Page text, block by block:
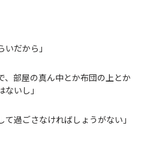
いだから」
、部屋の真ん中とか布団の上とか
いし」
て過ごさなければしょうがない」